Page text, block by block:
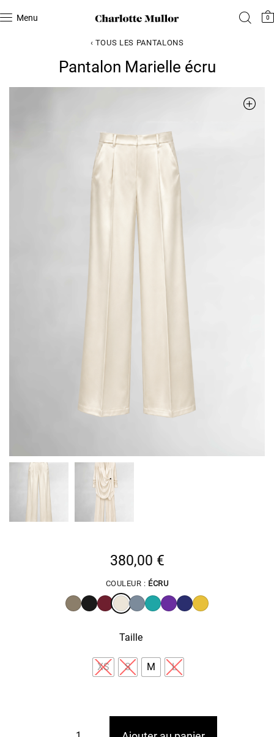
Menu 0
‹ TOUS LES PANTALONS
Pantalon Marielle écru
380,00 €
COULEUR : ÉCRU
Taille
XS S M L